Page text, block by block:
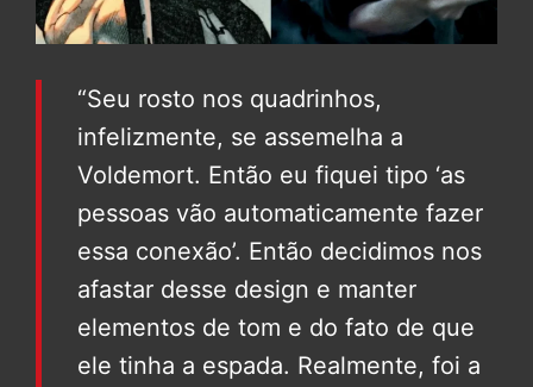
“Seu rosto nos quadrinhos,
infelizmente, se assemelha a
Voldemort. Então eu fiquei tipo ‘as
pessoas vão automaticamente fazer
essa conexão’. Então decidimos nos
afastar desse design e manter
elementos de tom e do fato de que
ele tinha a espada. Realmente, foi a